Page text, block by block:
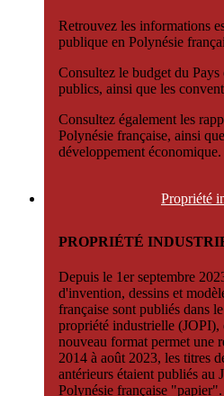
Retrouvez les informations
publique en Polynésie
Consultez le budget du Pays
publics, ainsi que les
Consultez également les
Polynésie française, ainsi
développement économique.
Propriété
PROPRIÉTÉ
Depuis le 1er septembre
d'invention, dessins et
française sont publiés dans
propriété industrielle
nouveau format permet une
2014 à août 2023, les titres
antérieurs étaient publiés au
Polynésie française "papier".